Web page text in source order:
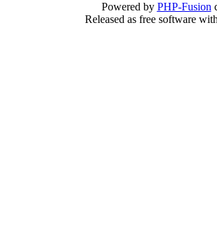
Powered by PHP-Fusion
Released as free software